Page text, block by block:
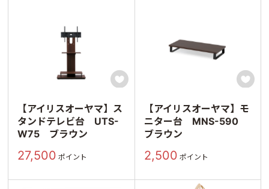

【アイリスオーヤマ】ス
タンドテレビ台 UTS-
W75 ブラウン
27,500 ポイント

【アイリスオーヤマ】モ
ニター台 MNS-590
ブラウン
2,500 ポイント